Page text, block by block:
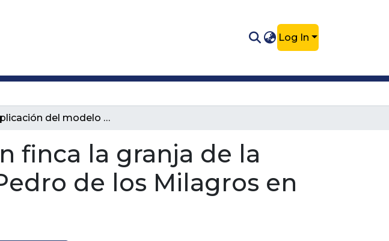
Log In
Aplicación del modelo PRI en finca la granja de la cooperativa Colanta en San Pedro de los Milagros en el Norte de Antioquia.
finca la granja de la
de los Milagros en